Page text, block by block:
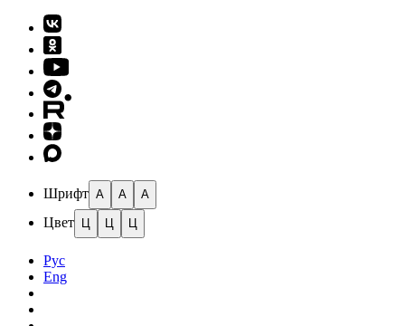
Шрифт A A A
Цвет Ц Ц Ц
Рус
Eng